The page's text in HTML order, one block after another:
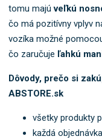
tomu majúveľkú
čo má pozitívny vplyv
vozíka možné
čo zaručuje ľahkú
Dôvody, prečo si
ABSTORE.sk
všetky produkty
každá